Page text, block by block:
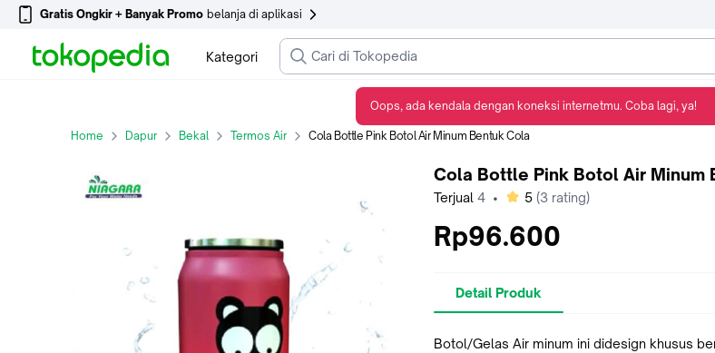
Gratis Ongkir + Banyak Promo belanja di aplikasi
Kategori
Cola Bottle Pink Botol Air Minum Bentuk Cola
Home Dapur Bekal Termos Air Cola Bottle Pink Botol Air Minum Bentuk Cola
Cola Bottle Pink Botol Air Minum
Terjual 4 • bintang
5 (3 rating)
Rp96.600
Detail Produk
Botol/Gelas Air minum ini didesign khusus
Oops, ada kendala dengan koneksi internetmu. Coba lagi, ya!